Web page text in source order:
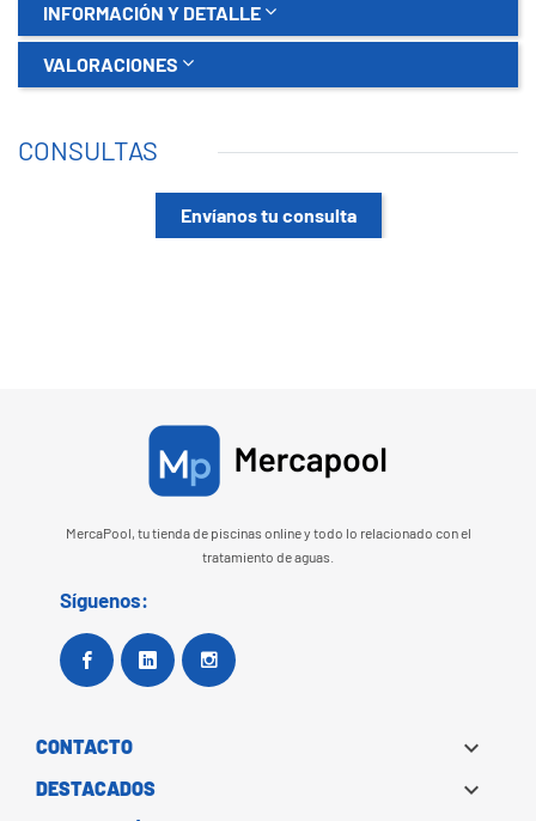
INFORMACIÓN Y DETALLE
VALORACIONES
CONSULTAS
Envíanos tu consulta
MercaPool, tu tienda de piscinas online y todo lo relacionado con el
tratamiento de aguas.
Síguenos:
Facebook Google+
CONTACTO 
DESTACADOS 